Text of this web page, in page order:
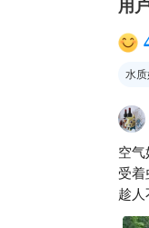
襄
用
水
空气
受着
趁人